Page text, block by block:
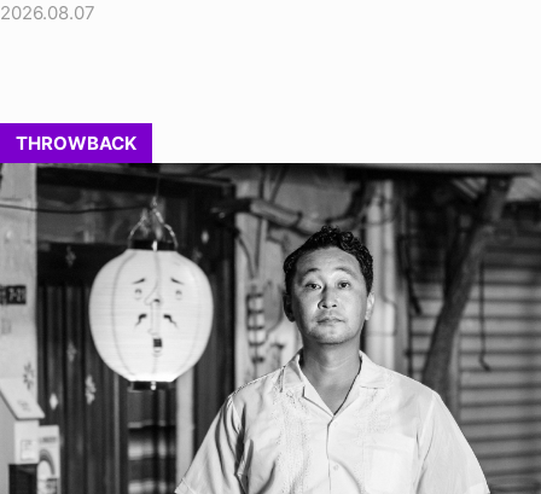
2026.08.07
THROWBACK